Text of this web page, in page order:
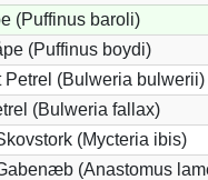
(Puffinus baroli)
(Puffinus boydi)
Petrel (Bulweria bulwerii)
(Bulweria fallax)
(Mycteria ibis)
(Anastomus